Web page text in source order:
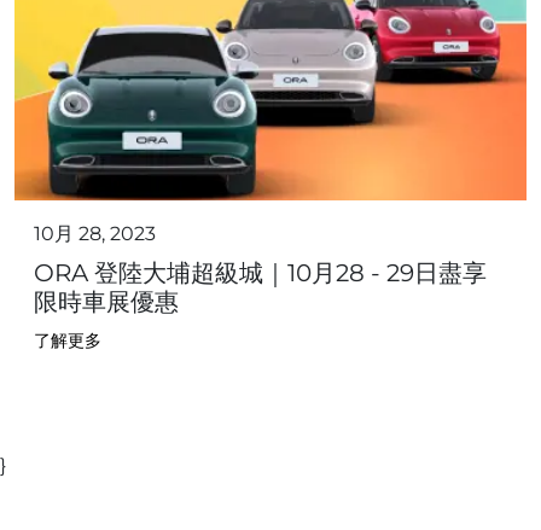
10月 28, 2023
ORA 登陸大埔超級城｜10月28 - 29日盡享
限時車展優惠
了解更多
}